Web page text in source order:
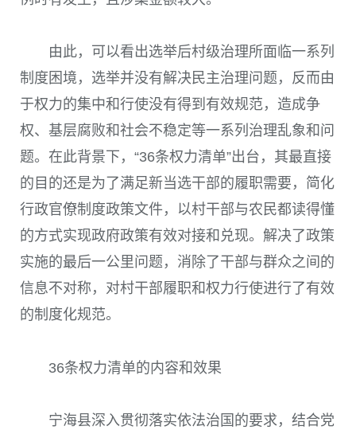
由此，可以看出选举后村级治理所面临一系列
制度困境，选举并没有解决民主治理问题，反而由
于权力的集中和行使没有得到有效规范，造成争
权、基层腐败和社会不稳定等一系列治理乱象和问
题。在此背景下，“36条权力清单”出台，其最直接
的目的还是为了满足新当选干部的履职需要，简化
行政官僚制度政策文件，以村干部与农民都读得懂
的方式实现政府政策有效对接和兑现。解决了政策
实施的最后一公里问题，消除了干部与群众之间的
信息不对称，对村干部履职和权力行使进行了有效
的制度化规范。
36条权力清单的内容和效果
宁海县深入贯彻落实依法治国的要求，结合党